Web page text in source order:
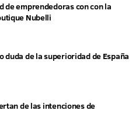
de emprendedoras con con la
Nubelli
duda de la superioridad de España
de las intenciones de